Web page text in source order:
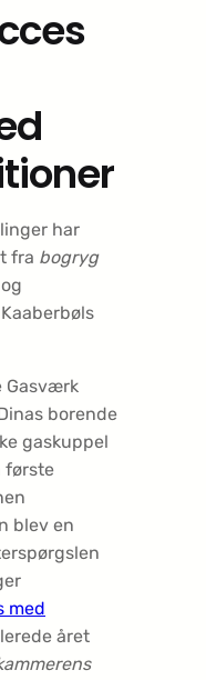
har
fra bogryg
Gasværk
borende
gaskuppel
første
blev en
med
året